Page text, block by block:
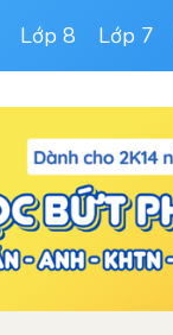
Lớp 8 Lớp 7